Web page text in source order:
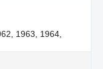
1963, 1964,